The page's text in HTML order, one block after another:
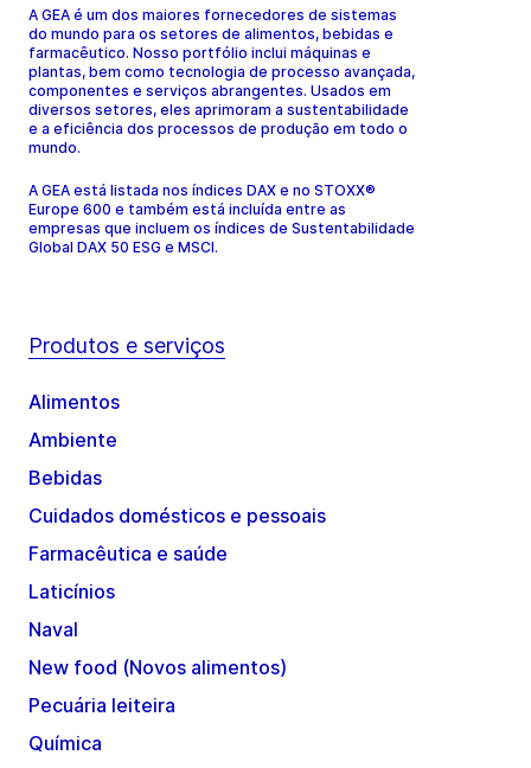
A GEA é um dos maiores fornecedores de sistemas
do mundo para os setores de alimentos, bebidas e
farmacêutico. Nosso portfólio inclui máquinas e
plantas, bem como tecnologia de processo avançada,
componentes e serviços abrangentes. Usados em
diversos setores, eles aprimoram a sustentabilidade
e a eficiência dos processos de produção em todo o
mundo.
A GEA está listada nos índices DAX e no STOXX®
Europe 600 e também está incluída entre as
empresas que incluem os índices de Sustentabilidade
Global DAX 50 ESG e MSCI.
Produtos e serviços
Alimentos
Ambiente
Bebidas
Cuidados domésticos e pessoais
Farmacêutica e saúde
Laticínios
Naval
New food (Novos alimentos)
Pecuária leiteira
Química